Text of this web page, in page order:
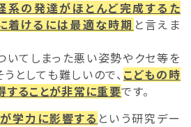
系の発達がほとんど完成するた
着けるには最適な時期 と言えま
いてしまった悪い姿勢やクセ等を
としても難しいので、 こどもの時
することが非常に重要です。
学力に影響する という研究デー